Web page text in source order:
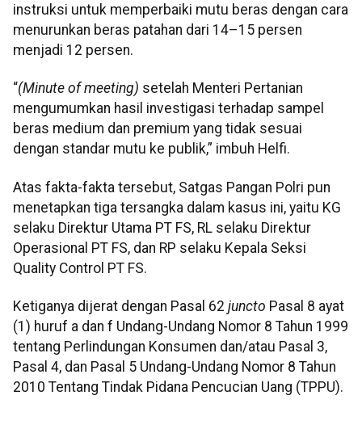
instruksi untuk memperbaiki mutu beras dengan cara
menurunkan beras patahan dari 14–15 persen
menjadi 12 persen.
“(Minute of meeting) setelah Menteri Pertanian
mengumumkan hasil investigasi terhadap sampel
beras medium dan premium yang tidak sesuai
dengan standar mutu ke publik,” imbuh Helfi.
Atas fakta-fakta tersebut, Satgas Pangan Polri pun
menetapkan tiga tersangka dalam kasus ini, yaitu KG
selaku Direktur Utama PT FS, RL selaku Direktur
Operasional PT FS, dan RP selaku Kepala Seksi
Quality Control PT FS.
Ketiganya dijerat dengan Pasal 62 juncto Pasal 8 ayat
(1) huruf a dan f Undang-Undang Nomor 8 Tahun 1999
tentang Perlindungan Konsumen dan/atau Pasal 3,
Pasal 4, dan Pasal 5 Undang-Undang Nomor 8 Tahun
2010 Tentang Tindak Pidana Pencucian Uang (TPPU).